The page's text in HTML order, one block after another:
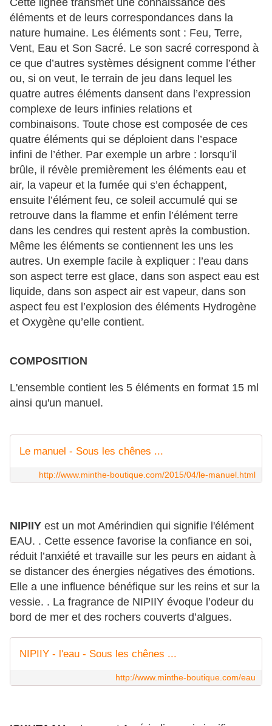
Cette lignée transmet une connaissance des
éléments et de leurs correspondances dans la
nature humaine. Les éléments sont : Feu, Terre,
Vent, Eau et Son Sacré. Le son sacré correspond à
ce que d’autres systèmes désignent comme l’éther
ou, si on veut, le terrain de jeu dans lequel les
quatre autres éléments dansent dans l’expression
complexe de leurs infinies relations et
combinaisons. Toute chose est composée de ces
quatre éléments qui se déploient dans l’espace
infini de l’éther. Par exemple un arbre : lorsqu’il
brûle, il révèle premièrement les éléments eau et
air, la vapeur et la fumée qui s’en échappent,
ensuite l’élément feu, ce soleil accumulé qui se
retrouve dans la flamme et enfin l’élément terre
dans les cendres qui restent après la combustion.
Même les éléments se contiennent les uns les
autres. Un exemple facile à expliquer : l’eau dans
son aspect terre est glace, dans son aspect eau est
liquide, dans son aspect air est vapeur, dans son
aspect feu est l’explosion des éléments Hydrogène
et Oxygène qu’elle contient.
COMPOSITION
L'ensemble contient les 5 éléments en format 15 ml
ainsi qu'un manuel.
Le manuel - Sous les chênes ...
http://www.minthe-boutique.com/2015/04/le-manuel.html
NIPIIY est un mot Amérindien qui signifie l'élément
EAU. . Cette essence favorise la confiance en soi,
réduit l’anxiété et travaille sur les peurs en aidant à
se distancer des énergies négatives des émotions.
Elle a une influence bénéfique sur les reins et sur la
vessie. . La fragrance de NIPIIY évoque l’odeur du
bord de mer et des rochers couverts d’algues.
NIPIIY - l'eau - Sous les chênes ...
http://www.minthe-boutique.com/eau